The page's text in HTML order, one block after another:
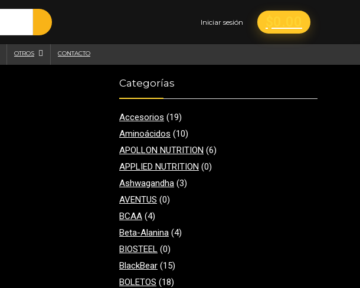
Iniciar sesión
OTROS CONTACTO
Categorías
Accesorios (19)
Aminoácidos (10)
APOLLON NUTRITION (6)
APPLIED NUTRITION (0)
Ashwagandha (3)
AVENTUS (0)
BCAA (4)
Beta-Alanina (4)
BIOSTEEL (0)
BlackBear (15)
BOLETOS (18)